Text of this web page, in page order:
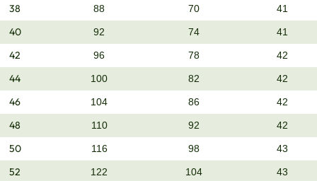
38 88 70 41
40 92 74 41
42 96 78 42
44 100 82 42
46 104 86 42
48 110 92 42
50 116 98 43
52 122 104 43